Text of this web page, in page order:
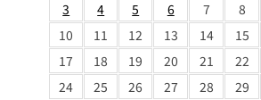
3
4 5 6 7 8
10
11 12 13 14 15
17
18 19 20 21 22
24
25 26 27 28 29